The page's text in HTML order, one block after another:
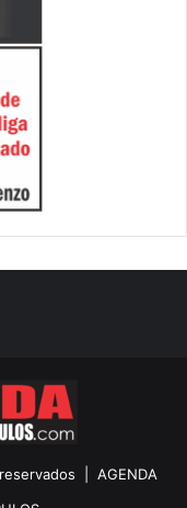
| AGENDA